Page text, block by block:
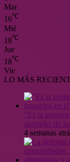
Mar
16℃
Mié
18℃
Jue
18℃
Vie
LO MÁS
“Es la
aprender de
4 semanas